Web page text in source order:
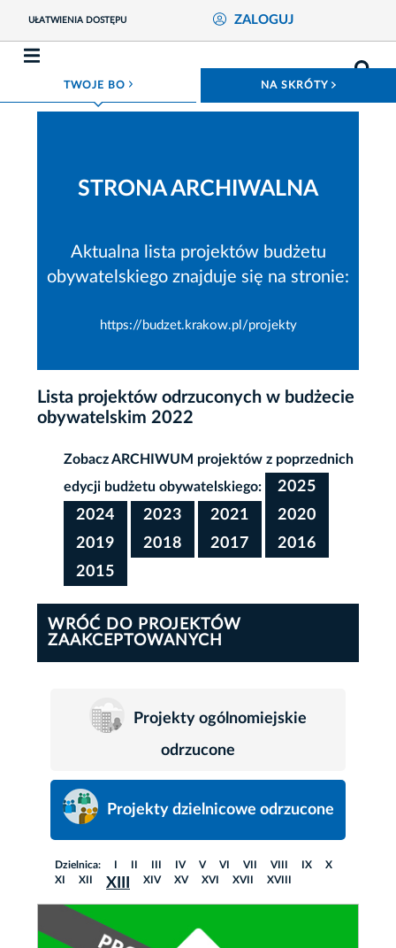
UŁATWIENIA DOSTĘPU ZALOGUJ
TWOJE BO ROZWIŃ MENU NA SKRÓTY
STRONA ARCHIWALNA
Aktualna lista projektów budżetu
obywatelskiego znajduje się na stronie:
https://budzet.krakow.pl/projekty
Lista projektów odrzuconych w budżecie
obywatelskim 2022
Zobacz ARCHIWUM projektów z poprzednich
edycji budżetu obywatelskiego:
2025
2024
2023 2021
2020
2019
2018 2017
2016
2015
WRÓĆ DO PROJEKTÓW
ZAAKCEPTOWANYCH
Projekty ogólnomiejskie
odrzucone
Projekty dzielnicowe odrzucone
Dzielnica: I II III IV V VI VII VIII IX
X
XI
XII XIII XIV XV XVI XVII XVIII